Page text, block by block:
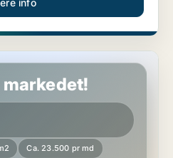
info
Ca. 23.500 pr md